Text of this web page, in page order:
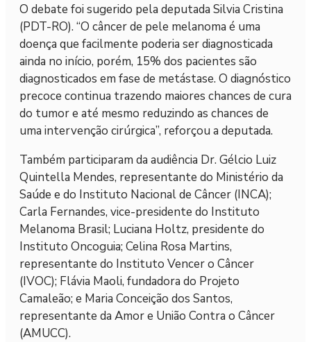
O debate foi sugerido pela deputada Silvia Cristina
(PDT-RO). “O câncer de pele melanoma é uma
doença que facilmente poderia ser diagnosticada
ainda no início, porém, 15% dos pacientes são
diagnosticados em fase de metástase. O diagnóstico
precoce continua trazendo maiores chances de cura
do tumor e até mesmo reduzindo as chances de
uma intervenção cirúrgica”, reforçou a deputada.
Também participaram da audiência Dr. Gélcio Luiz
Quintella Mendes, representante do Ministério da
Saúde e do Instituto Nacional de Câncer (INCA);
Carla Fernandes, vice-presidente do Instituto
Melanoma Brasil; Luciana Holtz, presidente do
Instituto Oncoguia; Celina Rosa Martins,
representante do Instituto Vencer o Câncer
(IVOC); Flávia Maoli, fundadora do Projeto
Camaleão; e Maria Conceição dos Santos,
representante da Amor e União Contra o Câncer
(AMUCC).